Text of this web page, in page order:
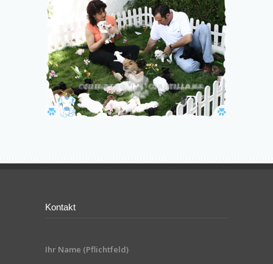
Kontakt
Ihr Name (Pflichtfeld)